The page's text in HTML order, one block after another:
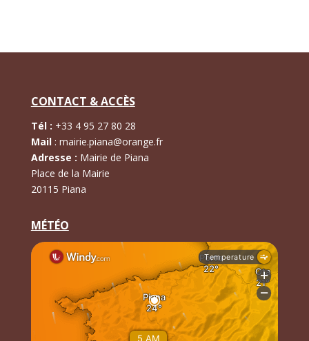
CONTACT & ACCÈS
Tél : +33 4 95 27 80 28
Mail: mairie.piana@orange.fr
Adresse : Mairie de Piana
Place de la Mairie
20115 Piana
MÉTÉO